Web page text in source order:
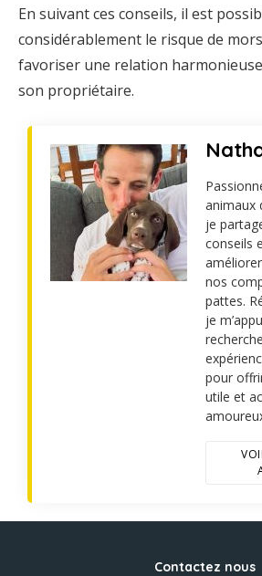
En suivant ces conseils, il est
considérablement le risque de
favoriser une relation
son propriétaire.
animaux
je
conseils
nos
pattes.
je
pour
utile et
Contactez nous